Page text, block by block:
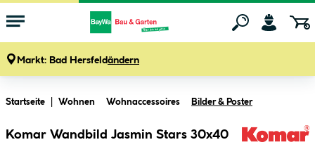
Markt: Bad Hersfeldändern
Startseite Wohnen Wohnaccessoires Bilder & Poster
Komar Wandbild Jasmin Stars 30x40